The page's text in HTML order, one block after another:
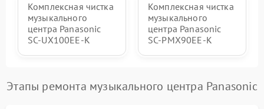
Комплексная чистка
музыкального
центра Panasonic
SC-UX100EE-K
Комплексная чистка
музыкального
центра Panasonic
SC-PMX90EE-K
Этапы ремонта музыкального центра Panasonic